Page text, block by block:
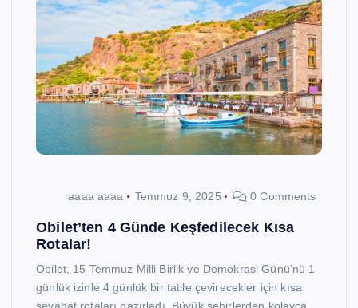
aaaa aaaa Temmuz 9, 2025 0 Comments
Obilet’ten 4 Günde Keşfedilecek Kısa
Rotalar!
Obilet, 15 Temmuz Milli Birlik ve Demokrasi Günü’nü 1
günlük izinle 4 günlük bir tatile çevirecekler için kısa